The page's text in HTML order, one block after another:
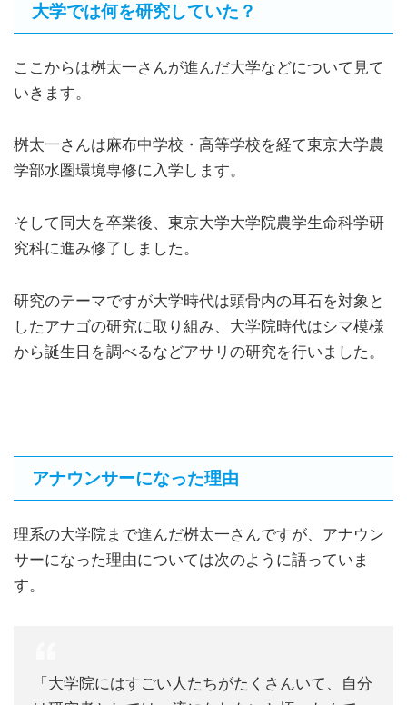
大学では何を研究していた？
ここからは桝太一さんが進んだ大学などについて見て
いきます。
桝太一さんは麻布中学校・高等学校を経て東京大学農
学部水圏環境専修に入学します。
そして同大を卒業後、東京大学大学院農学生命科学研
究科に進み修了しました。
研究のテーマですが大学時代は頭骨内の耳石を対象と
したアナゴの研究に取り組み、大学院時代はシマ模様
から誕生日を調べるなどアサリの研究を行いました。
アナウンサーになった理由
理系の大学院まで進んだ桝太一さんですが、アナウン
サーになった理由については次のように語っていま
す。
「大学院にはすごい人たちがたくさんいて、自分